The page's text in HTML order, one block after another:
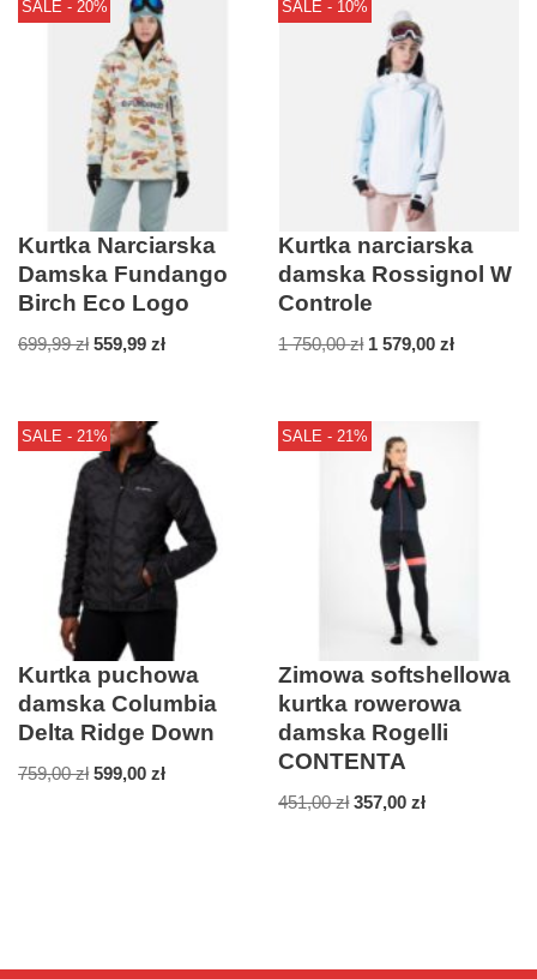
SALE - 20%
Kurtka Narciarska
Damska Fundango
Birch Eco Logo
699,99zł 559,99 zł
SALE - 10%
Kurtka narciarska
damska Rossignol W
Controle
1 750,00zł 1 579,00zł
SALE - 21%
Kurtka puchowa
damska Columbia
Delta Ridge Down
759,00zł 599,00 zł
SALE - 21%
Zimowa softshellowa
kurtka rowerowa
damska Rogelli
CONTENTA
451,00zł 357,00zł